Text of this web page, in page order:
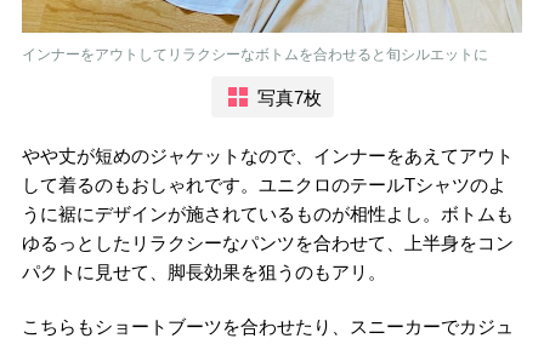
インナーをアウトしてリラクシーなボトムを合わせると旬シルエットに
写真7枚
やや丈が短めのジャケットなので、インナーをあえてアウト
して着るのもおしゃれです。ユニクロのテールTシャツのよ
うに裾にデザインが施されているものが相性よし。ボトムも
ゆるっとしたリラクシーなパンツを合わせて、上半身をコン
パクトに見せて、脚長効果を狙うのもアリ。
こちらもショートブーツを合わせたり、スニーカーでカジュ